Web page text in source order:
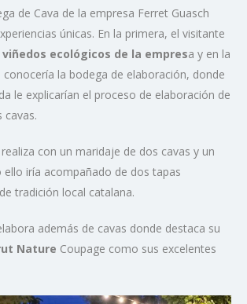
de Cava de la empresa Ferret Guasch
únicas. En la primera, el visitante
viñedos ecológicos de la empresa y en la
conocería la bodega de elaboración, donde
le explicarían el proceso de elaboración de
cavas.
con un maridaje de dos cavas y un
iría acompañado de dos tapas
tradición local catalana.
además de cavas donde destaca su
Nature Coupage como sus excelentes